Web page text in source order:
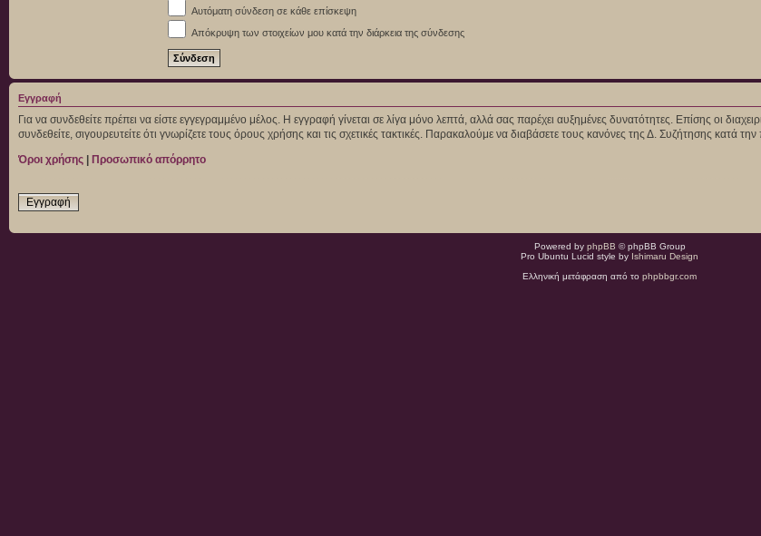
Αυτόματη σύνδεση σε κάθε επίσκεψη
Απόκρυψη των στοιχείων μου κατά την διάρκεια της σύνδεσης
Εγγραφή
Για να συνδεθείτε πρέπει να είστε εγγεγραμμένο μέλος. Η εγγραφή γίνεται σε λίγα μόνο λεπτά, αλλά σας παρέχει αυξημένες δυνατότητες. Επίσης οι
συνδεθείτε, σιγουρευτείτε ότι γνωρίζετε τους όρους χρήσης και τις σχετικές τακτικές. Παρακαλούμε να διαβάσετε τους κανόνες της Δ. Συζήτησης κατά
Όροι χρήσης | Προσωπικό απόρρητο
Εγγραφή
Powered by phpBB © phpBB Group
Pro Ubuntu Lucid style by Ishimaru Design
Ελληνική μετάφραση από το phpbbgr.com